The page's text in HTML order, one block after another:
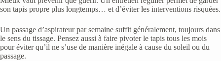
son tapis propre plus longtemps… et d’éviter les interventions risquées.
Un passage d’aspirateur par semaine suffit généralement, toujours dans
le sens du tissage. Pensez aussi à faire pivoter le tapis tous les mois
pour éviter qu’il ne s’use de manière inégale à cause du soleil ou du
passage.